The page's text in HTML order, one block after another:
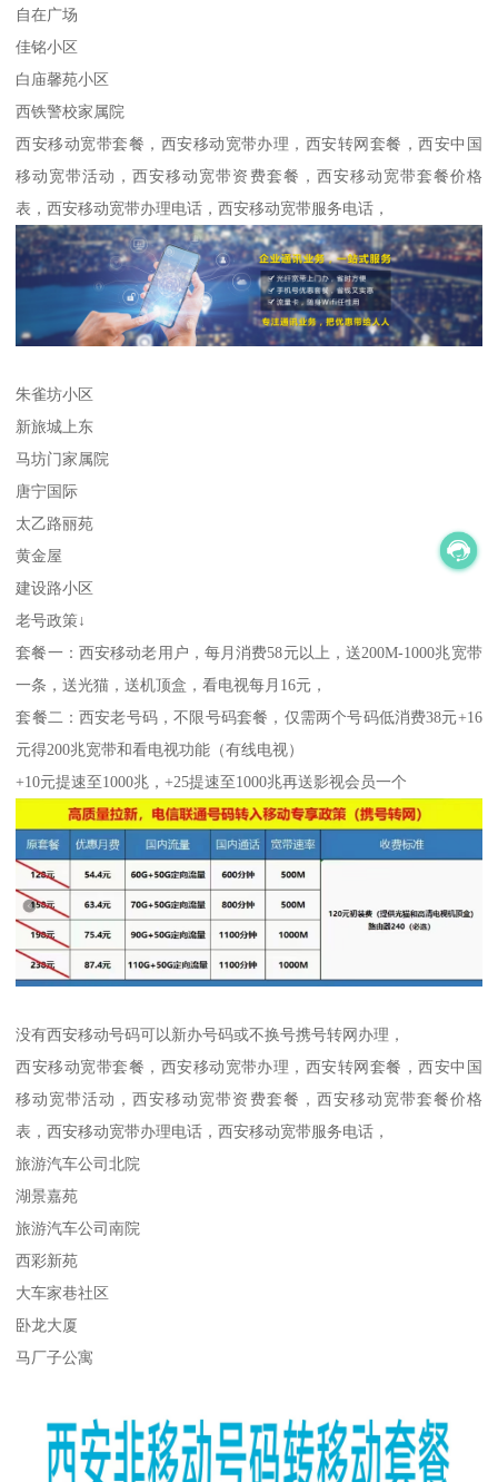
自在广场
佳铭小区
白庙馨苑小区
西铁警校家属院
西安移动宽带套餐，西安移动宽带办理，西安转网套餐，西安中国
移动宽带活动，西安移动宽带资费套餐，西安移动宽带套餐价格
表，西安移动宽带办理电话，西安移动宽带服务电话，
朱雀坊小区
新旅城上东
马坊门家属院
唐宁国际
太乙路丽苑
黄金屋
建设路小区
老号政策↓
套餐一：西安移动老用户，每月消费58元以上，送200M-1000兆宽带
一条，送光猫，送机顶盒，看电视每月16元，
套餐二：西安老号码，不限号码套餐，仅需两个号码低消费38元+16
元得200兆宽带和看电视功能（有线电视）
+10元提速至1000兆，+25提速至1000兆再送影视会员一个
没有西安移动号码可以新办号码或不换号携号转网办理，
西安移动宽带套餐，西安移动宽带办理，西安转网套餐，西安中国
移动宽带活动，西安移动宽带资费套餐，西安移动宽带套餐价格
表，西安移动宽带办理电话，西安移动宽带服务电话，
旅游汽车公司北院
湖景嘉苑
旅游汽车公司南院
西彩新苑
大车家巷社区
卧龙大厦
马厂子公寓